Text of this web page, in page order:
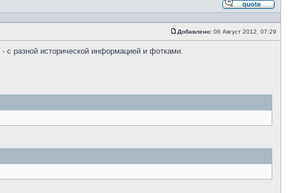
Сообщение
Добавлено: 06 Август 2012, 07:29
- с разной исторической информацией и фотками.